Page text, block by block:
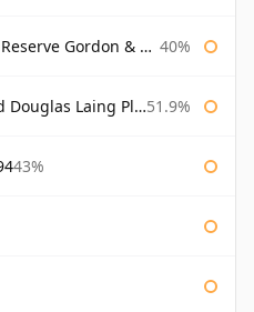
Gordon & Macphail 40%
Platinum Selection 51.9%
43%